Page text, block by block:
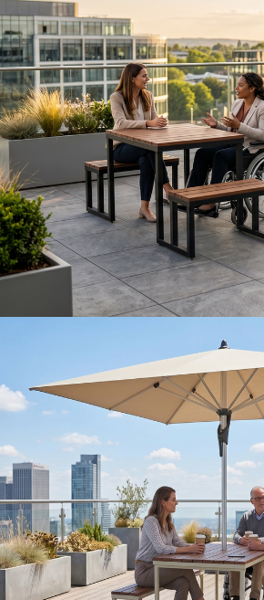
Table TANZA 2 places
Table TANZA 6 places
avec parasol en tissu